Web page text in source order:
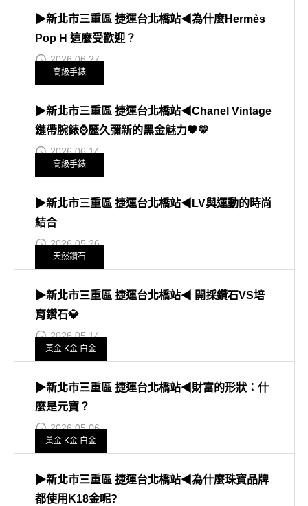
▶新北市三重區 捷運台北橋站◀為什麼Hermès
Pop H 這麼受歡迎？
2026.06.27
高級手錶
▶新北市三重區 捷運台北橋站◀Chanel Vintage
鏈帶腕錶⌚歷久彌新的黑金魅力🖤💛
2026.06.14
高級手錶
▶新北市三重區 捷運台北橋站◀LV與運動的時尚
結合
2026.05.26
天然鑽石
▶新北市三重區 捷運台北橋站◀ 開採鑽石VS培
育鑽石💎
2026.05.14
黃金 K金 白金
▶新北市三重區 捷運台北橋站◀財富的形狀：什
麼是元寶？
2026.05.06
黃金 K金 白金
▶新北市三重區 捷運台北橋站◀為什麼珠寶品牌
都使用K18金呢?